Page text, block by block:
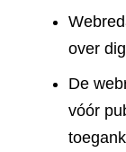
over
De
vóór